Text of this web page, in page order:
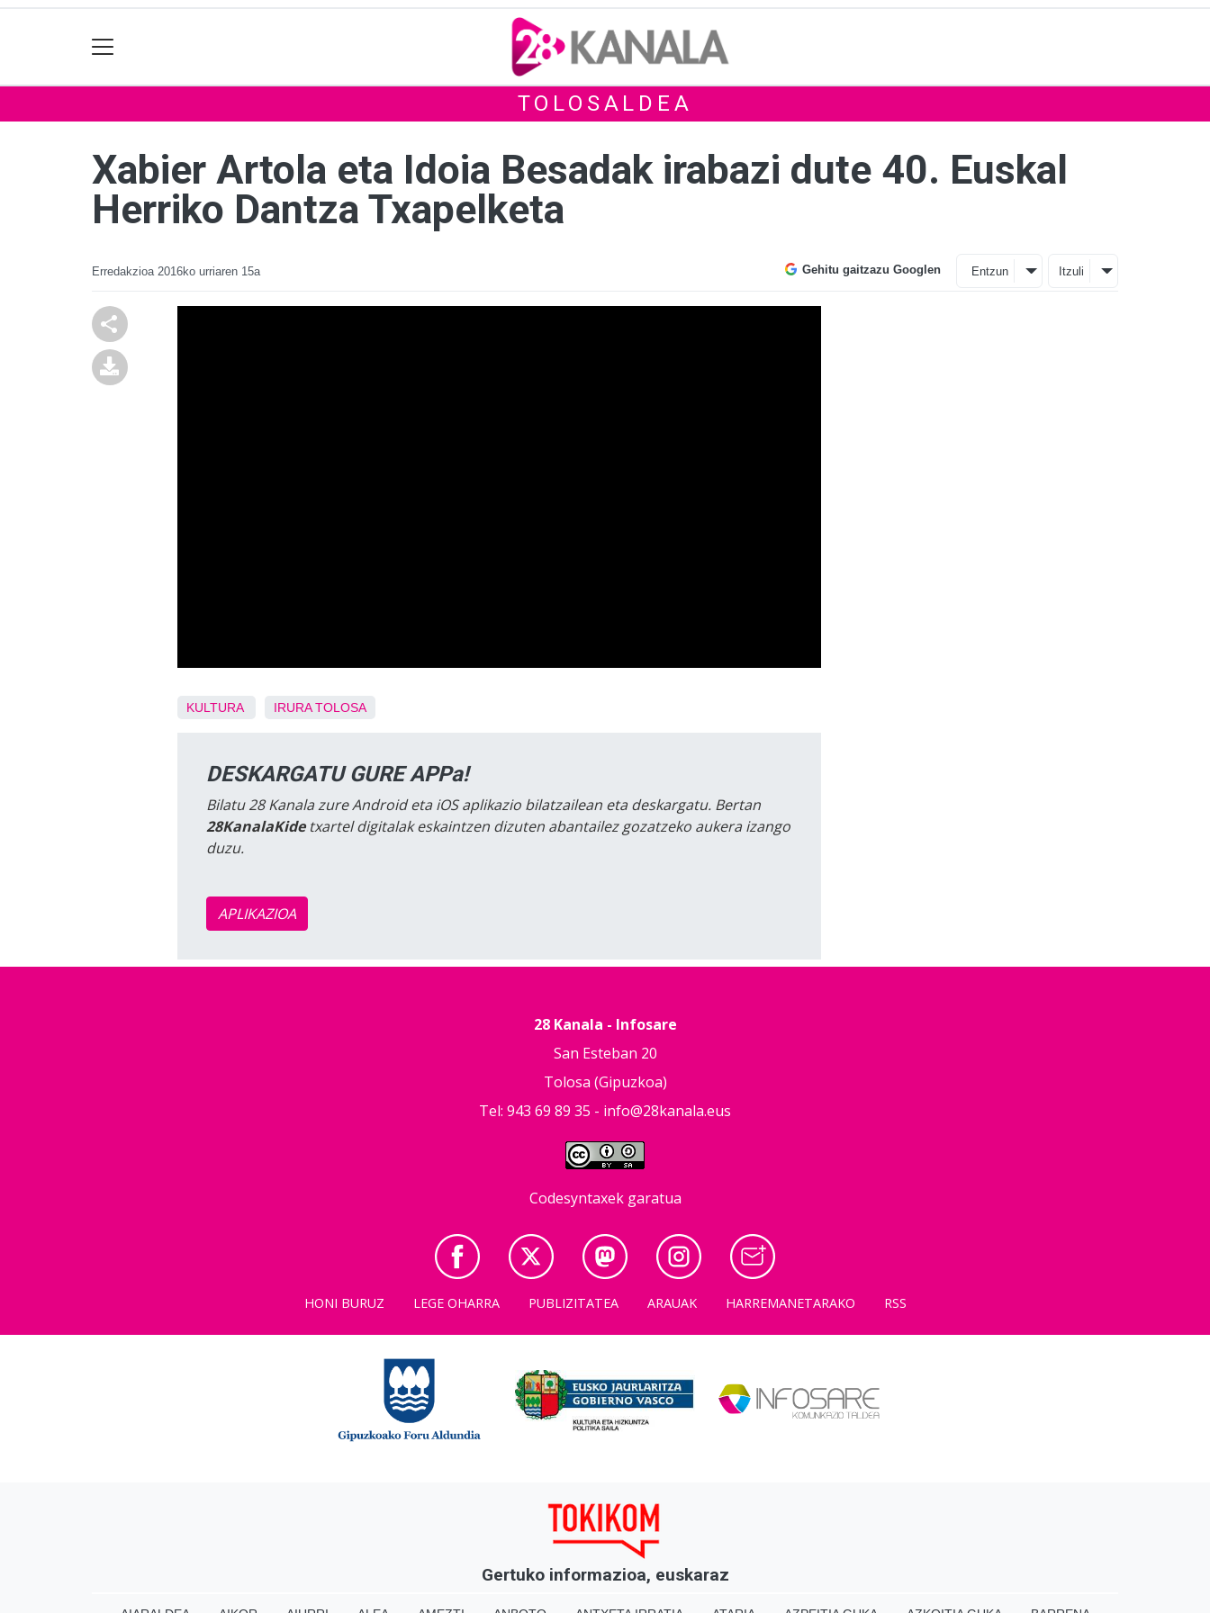
TOLOSALDEA
Xabier Artola eta Idoia Besadak irabazi dute 40. Euskal
Herriko Dantza Txapelketa
Erredakzioa 2016ko urriaren 15a Gehitu gaitzazu Googlen Entzun Itzuli
KULTURA IRURA TOLOSA
DESKARGATU GURE APPa!
Bilatu 28 Kanala zure Android eta iOS aplikazio bilatzailean eta deskargatu. Bertan
28KanalaKidetxartel digitalak eskaintzen dizuten abantailez gozatzeko aukera izango
duzu.
APLIKAZIOA
28 Kanala - Infosare
San Esteban 20
Tolosa (Gipuzkoa)
Tel: 943 69 89 35 - info@28kanala.eus
Codesyntaxek garatua
HONI BURUZ LEGE OHARRA PUBLIZITATEA ARAUAK HARREMANETARAKO RSS
Gertuko informazioa, euskaraz